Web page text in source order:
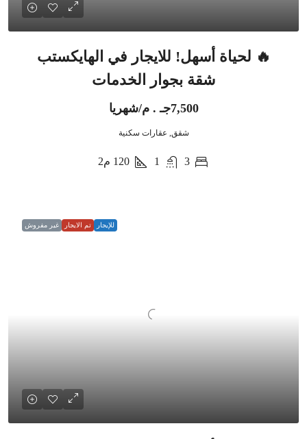
🔥 لحياة أسهل! للايجار في الهايكستب
شقة بجوار الخدمات
7,500جـ . م/شهريا
شقق, عقارات سكنية
3
1
120 م2
للإيجار تم الايجار غير مفروش